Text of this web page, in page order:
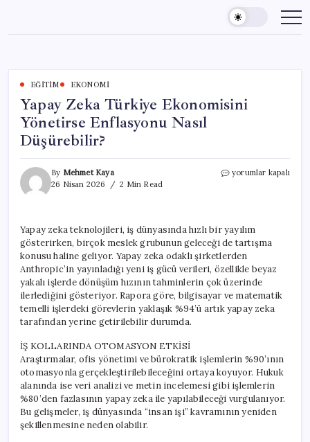
content
EĞITIM EKONOMI
Yapay Zeka Türkiye Ekonomisini
Yönetirse Enflasyonu Nasıl
Düşürebilir?
By Mehmet Kaya
26 Nisan 2026
2 Min Read
Yapay
Enflasyonu
Nasıl
Düşürebilir?
için
yorumlar kapalı
Yapay zeka teknolojileri, iş dünyasında hızlı bir yayılım
gösterirken, birçok meslek grubunun geleceği de tartışma
konusu haline geliyor. Yapay zeka odaklı şirketlerden
Anthropic’in yayınladığı yeni iş gücü verileri, özellikle beyaz
yakalı işlerde dönüşüm hızının tahminlerin çok üzerinde
ilerlediğini gösteriyor. Rapora göre, bilgisayar ve matematik
temelli işlerdeki görevlerin yaklaşık %94’ü artık yapay zeka
tarafından yerine getirilebilir durumda.
İŞ KOLLARINDA OTOMASYON ETKİSİ
Araştırmalar, ofis yönetimi ve bürokratik işlemlerin %90’ının
otomasyonla gerçekleştirilebileceğini ortaya koyuyor. Hukuk
alanında ise veri analizi ve metin incelemesi gibi işlemlerin
%80’den fazlasının yapay zeka ile yapılabileceği vurgulanıyor.
Bu gelişmeler, iş dünyasında “insan işi” kavramının yeniden
şekillenmesine neden olabilir.